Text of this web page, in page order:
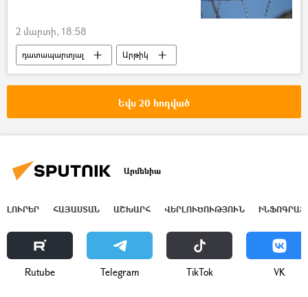
2 մարտի, 18:58
դատապարտյալ
Արթիկ
Քրեակատարողական հիմնարկ (ՔԿՀ)
Եվս 20 հոդված
Արմենիա
ԼՈՒՐԵՐ ՀԱՅԱՍՏԱՆ ԱՇԽԱՐՀ ՎԵՐԼՈՒԾՈՒԹՅՈՒՆ
Rutube Telegram ТikТоk VK